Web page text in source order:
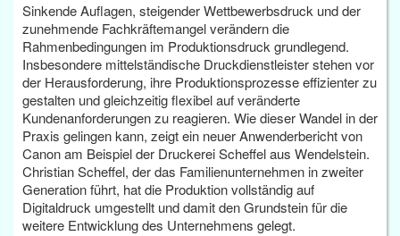
Sinkende Auflagen, steigender Wettbewerbsdruck und der
zunehmende Fachkräftemangel verändern die
Rahmenbedingungen im Produktionsdruck grundlegend.
Insbesondere mittelständische Druckdienstleister stehen vor
der Herausforderung, ihre Produktionsprozesse effizienter zu
gestalten und gleichzeitig flexibel auf veränderte
Kundenanforderungen zu reagieren. Wie dieser Wandel in der
Praxis gelingen kann, zeigt ein neuer Anwenderbericht von
Canon am Beispiel der Druckerei Scheffel aus Wendelstein.
Christian Scheffel, der das Familienunternehmen in zweiter
Generation führt, hat die Produktion vollständig auf
Digitaldruck umgestellt und damit den Grundstein für die
weitere Entwicklung des Unternehmens gelegt.